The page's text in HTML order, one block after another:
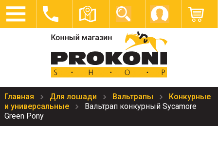
Главная Для лошади Вальтрапы
Конкурные
и универсальные
Вальтрап конкурный Sycamore
Green Pony